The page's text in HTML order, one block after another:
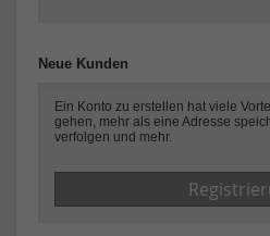
Neue Kunden
Ein Konto zu erstellen hat viele
gehen, mehr als eine Adresse
verfolgen und mehr.